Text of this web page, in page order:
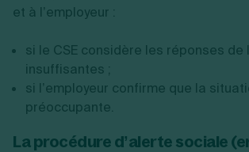
et à l’employeur :
si le CSE considère les réponses de
insuffisantes ;
si l’employeur confirme que la
préoccupante.
La procédure d’alerte sociale